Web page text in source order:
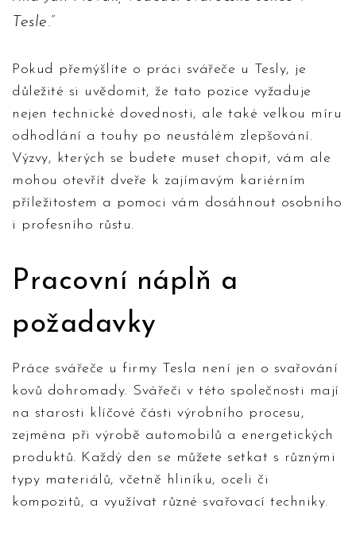
Tesle.
Pokud přemýšlíte o práci svářeče u Tesly, je
důležité si uvědomit, že tato pozice vyžaduje
nejen technické dovednosti, ale také velkou míru
odhodlání a touhy po neustálém zlepšování.
Výzvy, kterých se budete muset chopit, vám ale
mohou otevřít dveře k zajímavým kariérním
příležitostem a pomoci vám dosáhnout osobního
i profesního růstu.
Pracovní náplň a
požadavky
Práce svářeče u firmy Tesla není jen o svařování
kovů dohromady. Svářeči v této společnosti mají
na starosti klíčové části výrobního procesu,
zejména při výrobě automobilů a energetických
produktů. Každý den se můžete setkat s různými
typy materiálů, včetně hliníku, oceli či
kompozitů, a využívat různé svařovací techniky.